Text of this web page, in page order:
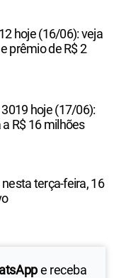
e receba
hoje (16/06): veja
prêmio de R$ 2
hoje (17/06):
R$ 16 milhões
terça-feira, 16